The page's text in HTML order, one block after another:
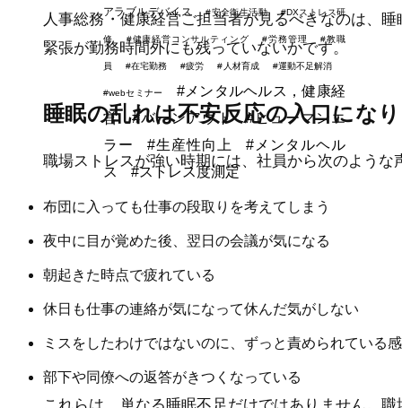
人事総務・健康経営ご担当者が見るべきなのは、
緊張が勤務時間外にも残っていないかです。
睡眠の乱れは不安反応の入口にな
職場ストレスが強い時期には、社員から次のような
布団に入っても仕事の段取りを考えてしまう
夜中に目が覚めた後、翌日の会議が気になる
朝起きた時点で疲れている
休日も仕事の連絡が気になって休んだ気がしない
ミスをしたわけではないのに、ずっと責められている
部下や同僚への返答がきつくなっている
アラブルデバイス #安全衛生活動 #DXストレス研
修 #健康経営コンサルティング #労務管理 #教職
員 #在宅勤務 #疲労 #人材育成 #運動不足解消
#webセミナー
#メンタルヘルス，健康経
営
#バーンアウト
#ヒューマンエ
ラー
#生産性向上
#メンタルヘル
ス
#ストレス度測定